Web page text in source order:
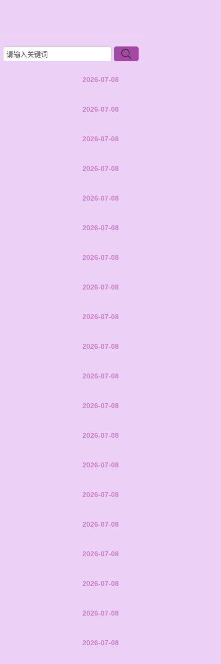
2026-07-08
2026-07-08
2026-07-08
2026-07-08
2026-07-08
2026-07-08
2026-07-08
2026-07-08
2026-07-08
2026-07-08
2026-07-08
2026-07-08
2026-07-08
2026-07-08
2026-07-08
2026-07-08
2026-07-08
2026-07-08
2026-07-08
2026-07-08